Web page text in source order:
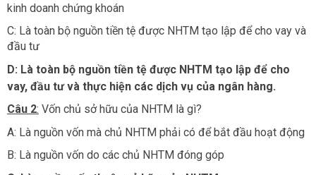
kinh doanh chứng khoán
C: Là toàn bộ nguồn tiền tệ được NHTM tạo lập để cho vay và
đầu tư
D: Là toàn bộ nguồn tiền tệ được NHTM tạo lập để cho
vay, đầu tư và thực hiện các dịch vụ của ngân hàng.
Câu 2: Vốn chủ sở hữu của NHTM là gì?
A: Là nguồn vốn mà chủ NHTM phải có để bắt đầu hoạt động
B: Là nguồn vốn do các chủ NHTM đóng góp